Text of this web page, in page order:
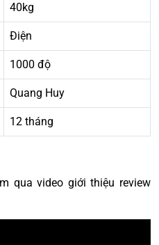
40kg
Điện
1000 độ
Quang Huy
12 tháng
qua video giới thiệu review